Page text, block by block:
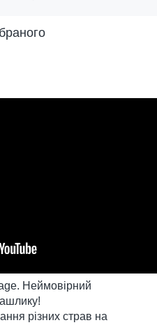
Неймовірний
різних страв на